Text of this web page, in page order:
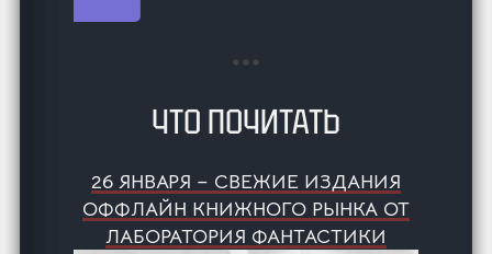
ЧТО ПОЧИТАТЬ
26 ЯНВАРЯ – СВЕЖИЕ ИЗДАНИЯ
ОФФЛАЙН КНИЖНОГО РЫНКА ОТ
ЛАБОРАТОРИЯ ФАНТАСТИКИ